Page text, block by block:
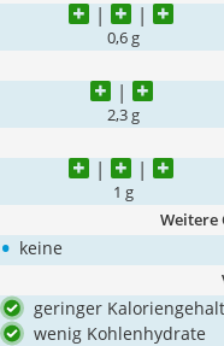
0,6 g
2,3 g
1 g
Weitere
• keine
geringer Kaloriengehalt
wenig Kohlenhydrate